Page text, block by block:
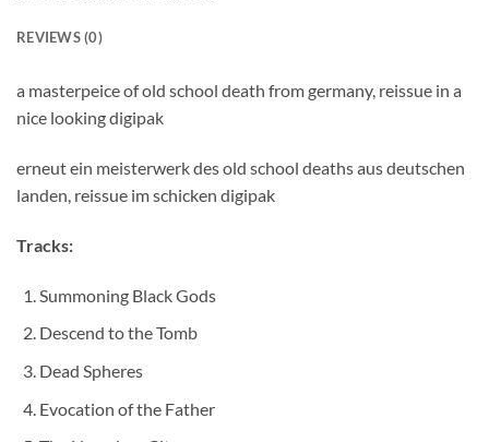
REVIEWS (0)
a masterpeice of old school death from germany, reissue in a
nice looking digipak
erneut ein meisterwerk des old school deaths aus deutschen
landen, reissue im schicken digipak
Tracks:
Summoning Black Gods
Descend to the Tomb
Dead Spheres
Evocation of the Father